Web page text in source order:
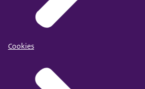
Cookies